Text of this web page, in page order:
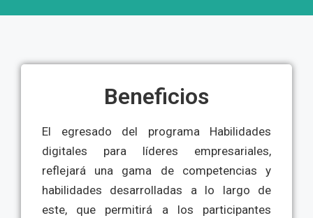
Beneficios
El egresado del programa Habilidades
digitales para líderes empresariales,
reflejará una gama de competencias y
habilidades desarrolladas a lo largo de
este, que permitirá a los participantes